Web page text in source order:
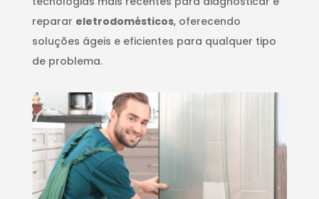
reparar eletrodomésticos, oferecendo
soluções ágeis e eficientes para qualquer tipo
de problema.